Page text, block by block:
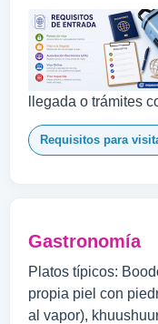
llegada o trámites
Requisitos para
Gastronomía
Platos típicos:
propia piel con
al vapor),